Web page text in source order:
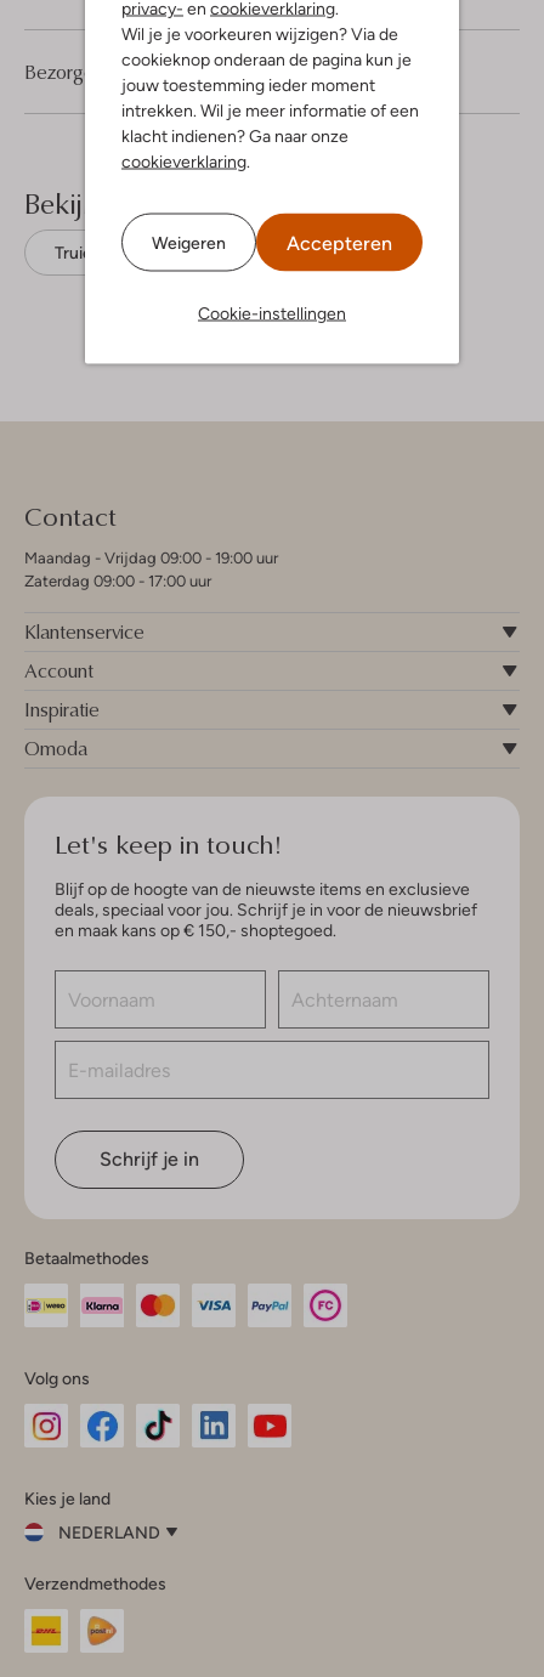
privacy- en cookieverklaring.
Wil je je voorkeuren wijzigen? Via de
cookieknop onderaan de pagina kun je
jouw toestemming ieder moment
intrekken. Wil je meer informatie of een
klacht indienen? Ga naar onze
cookieverklaring.
Weigeren Accepteren
Cookie-instellingen
Bezorgen & retourneren
Bekijk meer
Truien Ydence Acryl
Contact
Maandag - Vrijdag 09:00 - 19:00 uur
Zaterdag 09:00 - 17:00 uur
Klantenservice
Account
Inspiratie
Omoda
Let's keep in touch!
Blijf op de hoogte van de nieuwste items en exclusieve
deals, speciaal voor jou. Schrijf je in voor de nieuwsbrief
en maak kans op € 150,- shoptegoed.
Schrijf je in
Betaalmethodes
Volg ons
InstagramFacebook
Kies je land
NEDERLAND
je
land
Nederland
Verzendmethodes